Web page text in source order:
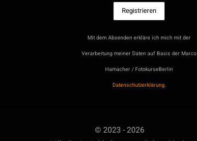
Mit dem Absenden erkläre ich mich mit der
Verarbeitung meiner Daten auf Basis der Marco
Hamacher / FotokurseBerlin
Datenschutzerklärung.
© 2023 - 2026